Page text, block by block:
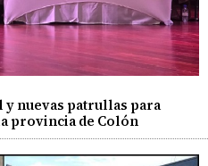
nuevas patrullas para
provincia de Colón